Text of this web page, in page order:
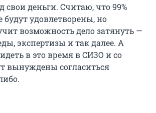
свои деньги. Считаю, что 99%
будут удовлетворены, но
возможность дело затянуть —
экспертизы и так далее. А
в это время в СИЗО и со
вынуждены согласиться